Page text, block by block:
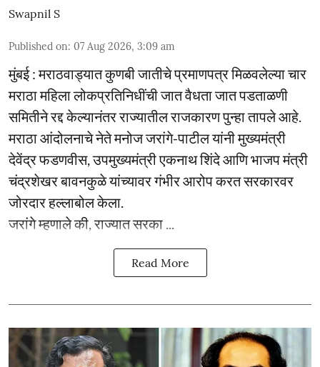
Swapnil S
Published on: 07 Aug 2026, 3:09 am
मुंबई : मराठवाड्यात कुणबी जातीचे प्रमाणपत्र मिळवलेल्या चार
मराठा महिला लोकप्रतिनिधींची जात वैधता जात पडताळणी
समितीने रद्द केल्यानंतर राज्यातील राजकारण पुन्हा तापले आहे.
मराठा आंदोलनाचे नेते मनोज जरांगे-पाटील यांनी मुख्यमंत्री
देवेंद्र फडणवीस, उपमुख्यमंत्री एकनाथ शिंदे आणि भाजप मंत्री
चंद्रशेखर बावनकुळे यांच्यावर गंभीर आरोप करत सरकारवर
जोरदार हल्लाबोल केला.
जरांगे म्हणाले की, राज्यात सरका ...
Read More